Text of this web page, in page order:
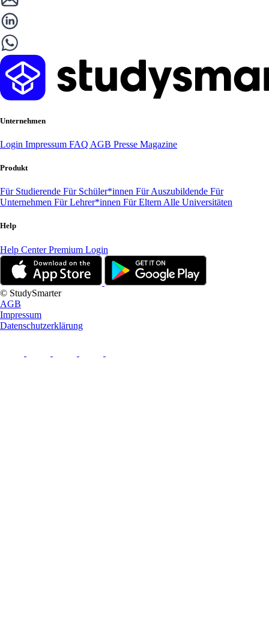
Unternehmen
Login Impressum FAQ AGB Presse Magazine
Produkt
Für Studierende Für Schüler*innen Für Auszubildende Für
Unternehmen Für Lehrer*innen Für Eltern Alle Universitäten
Help
Help CenterPremium Login
© StudySmarter
AGB
Impressum
Datenschutzerklärung